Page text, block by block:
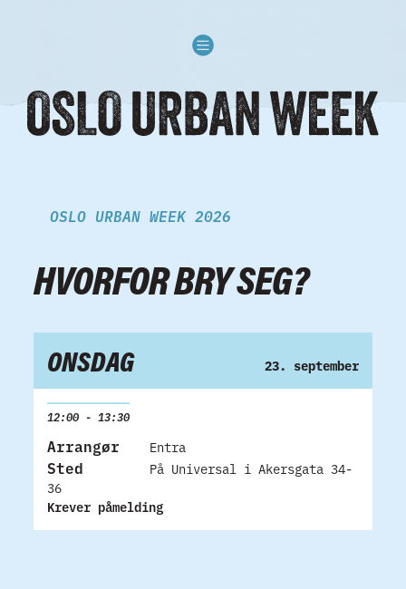
OSLO URBAN WEEK 2026
HVORFOR BRY SEG?
ONSDAG 23. september
12:00 - 13:30
Arrangør Entra
Sted
På Universal i Akersgata 34-
36
Krever påmelding